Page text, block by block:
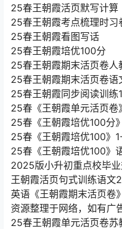
25春王朝霞活页默写计算
25春王朝霞考点梳理时
25春王朝霞看图写话
25春王朝霞培优100分
25春王朝霞期末活页卷人
25春王朝霞期末活页卷语
25春王朝霞同步阅读训练
25春《王朝霞单元活页卷
25春《王朝霞培优100分
25春《王朝霞培优100》
25春《王朝霞培优100》
2025版小升初重点校毕
王朝霞活页句式训练语文
英语《王朝霞期末活页卷
资源整理于网络，如有广
25春王朝霞单元活页卷苏